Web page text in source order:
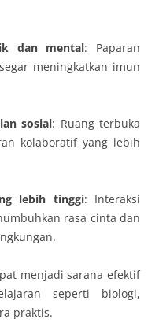
dan mental: Paparan
meningkatkan imun
sosial: Ruang terbuka
kolaboratif yang lebih
lebih tinggi: Interaksi
rasa cinta dan
menjadi sarana efektif
seperti biologi,
praktis.